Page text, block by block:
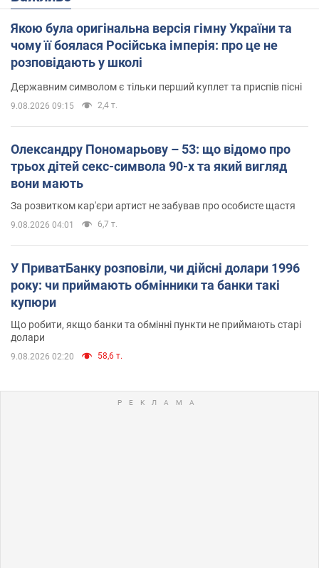
Якою була оригінальна версія гімну України та
чому її боялася Російська імперія: про це не
розповідають у школі
Державним символом є тільки перший куплет та приспів пісні
9.08.2026 09:15 2,4 т.
Олександру Пономарьову – 53: що відомо про
трьох дітей секс-символа 90-х та який вигляд
вони мають
За розвитком кар'єри артист не забував про особисте щастя
9.08.2026 04:01 6,7 т.
У ПриватБанку розповіли, чи дійсні долари 1996
року: чи приймають обмінники та банки такі
купюри
Що робити, якщо банки та обмінні пункти не приймають старі
долари
9.08.2026 02:20 58,6 т.